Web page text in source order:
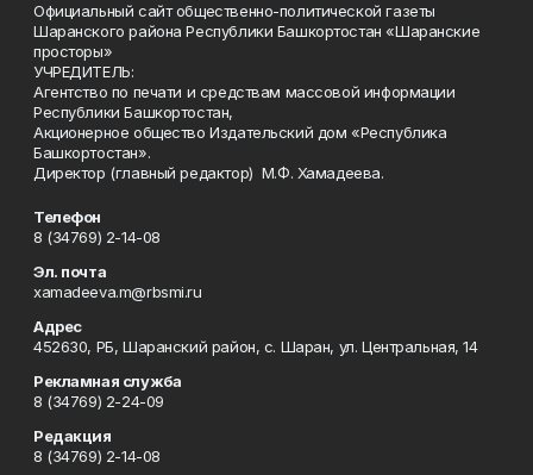
Официальный сайт общественно-политической газеты
Шаранского района Республики Башкортостан «Шаранские
просторы»
УЧРЕДИТЕЛЬ:
Агентство по печати и средствам массовой информации
Республики Башкортостан,
Акционерное общество Издательский дом «Республика
Башкортостан».
Директор (главный редактор) М.Ф. Хамадеева.
Телефон
8 (34769) 2-14-08
Эл. почта
xamadeeva.m@rbsmi.ru
Адрес
452630, РБ, Шаранский район, с. Шаран, ул. Центральная, 14
Рекламная служба
8 (34769) 2-24-09
Редакция
8 (34769) 2-14-08